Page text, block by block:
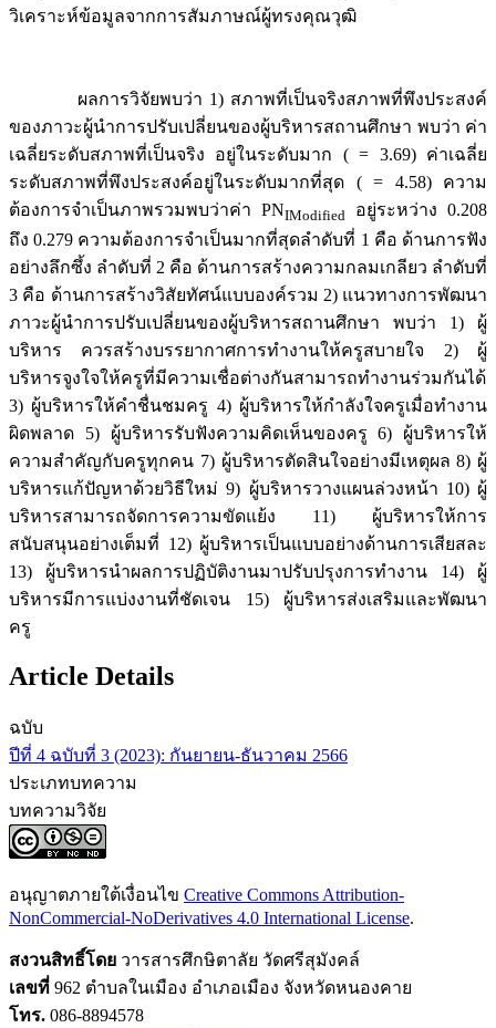
วิเคราะห์ข้อมูลจากการสัมภาษณ์ผู้ทรงคุณวุฒิ
ผลการวิจัยพบว่า 1) สภาพที่เป็นจริงสภาพที่พึงประสงค์
ของภาวะผู้นำการปรับเปลี่ยนของผู้บริหารสถานศึกษา พบว่า ค่า
เฉลี่ยระดับสภาพที่เป็นจริง อยู่ในระดับมาก ( = 3.69) ค่าเฉลี่ย
ระดับสภาพที่พึงประสงค์อยู่ในระดับมากที่สุด ( = 4.58) ความ
ต้องการจำเป็นภาพรวมพบว่าค่า PNIModified อยู่ระหว่าง 0.208
ถึง 0.279 ความต้องการจำเป็นมากที่สุดลำดับที่ 1 คือ ด้านการฟัง
อย่างลึกซึ้ง ลำดับที่ 2 คือ ด้านการสร้างความกลมเกลียว ลำดับที่
3 คือ ด้านการสร้างวิสัยทัศน์แบบองค์รวม 2) แนวทางการพัฒนา
ภาวะผู้นำการปรับเปลี่ยนของผู้บริหารสถานศึกษา พบว่า 1) ผู้
บริหาร ควรสร้างบรรยากาศการทำงานให้ครูสบายใจ 2) ผู้
บริหารจูงใจให้ครูที่มีความเชื่อต่างกันสามารถทำงานร่วมกันได้
3) ผู้บริหารให้คำชื่นชมครู 4) ผู้บริหารให้กำลังใจครูเมื่อทำงาน
ผิดพลาด 5) ผู้บริหารรับฟังความคิดเห็นของครู 6) ผู้บริหารให้
ความสำคัญกับครูทุกคน 7) ผู้บริหารตัดสินใจอย่างมีเหตุผล 8) ผู้
บริหารแก้ปัญหาด้วยวิธีใหม่ 9) ผู้บริหารวางแผนล่วงหน้า 10) ผู้
บริหารสามารถจัดการความขัดแย้ง 11) ผู้บริหารให้การ
สนับสนุนอย่างเต็มที่ 12) ผู้บริหารเป็นแบบอย่างด้านการเสียสละ
13) ผู้บริหารนำผลการปฏิบัติงานมาปรับปรุงการทำงาน 14) ผู้
บริหารมีการแบ่งงานที่ชัดเจน 15) ผู้บริหารส่งเสริมและพัฒนา
ครู
Article Details
ฉบับ
ปีที่ 4 ฉบับที่ 3 (2023): กันยายน-ธันวาคม 2566
ประเภทบทความ
บทความวิจัย
อนุญาตภายใต้เงื่อนไข Creative Commons Attribution-
NonCommercial-NoDerivatives 4.0 International License.
สงวนสิทธิ์โดย วารสารศึกษิตาลัย วัดศรีสุมังคล์
เลขที่ 962 ตำบลในเมือง อำเภอเมือง จังหวัดหนองคาย
โทร. 086-8894578